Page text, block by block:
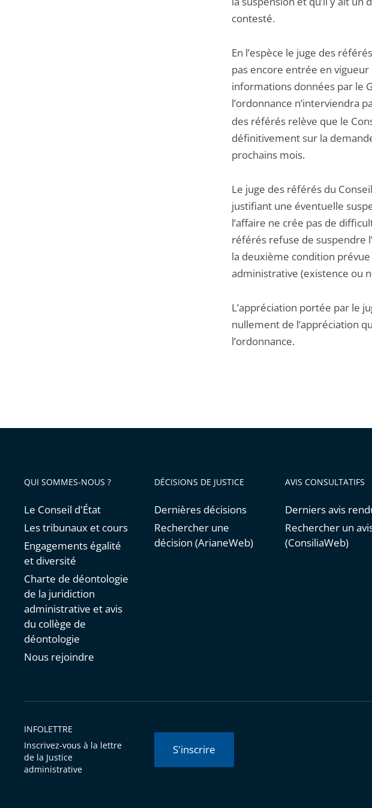
contesté.
En l’espèce le juge des
pas encore entrée en vigueur
informations données par le
l’ordonnance n’interviendra
des référés relève que le
définitivement sur la
prochains mois.
Le juge des référés du Conseil
justifiant une éventuelle
l’affaire ne crée pas de
référés refuse de suspendre
la deuxième condition prévue
administrative (existence ou
L’appréciation portée par le
nullement de l’appréciation
l’ordonnance.
QUI SOMMES-NOUS ?
Le Conseil d'État
Les tribunaux et cours
Engagements égalité
et diversité
Charte de déontologie
de la juridiction
administrative et avis
du collège de
déontologie
Nous rejoindre
DÉCISIONS DE JUSTICE
Dernières décisions
Rechercher une
décision (ArianeWeb)
AVIS CONSULTATIFS
Derniers avis
Rechercher un
(ConsiliaWeb)
INFOLETTRE
Inscrivez-vous à la lettre
de la Justice
administrative
S'inscrire